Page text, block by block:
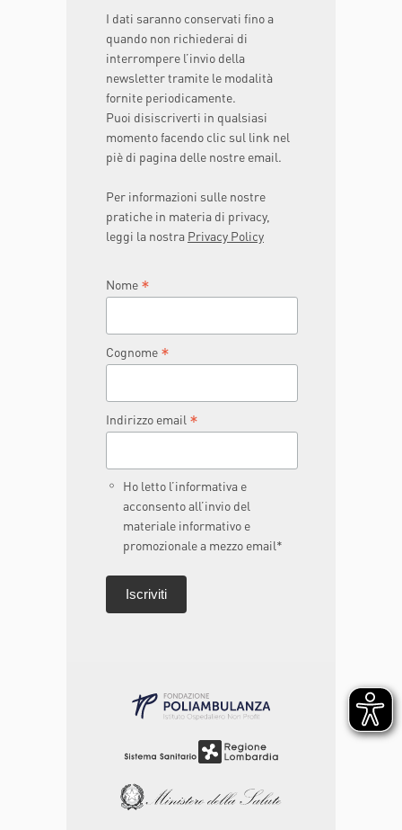
I dati saranno conservati fino a
quando non richiederai di
interrompere l’invio della
newsletter tramite le modalità
fornite periodicamente.
Puoi disiscriverti in qualsiasi
momento facendo clic sul link nel
piè di pagina delle nostre email.
Per informazioni sulle nostre
pratiche in materia di privacy,
leggi la nostra Privacy Policy
Nome *
Cognome *
Indirizzo email *
Ho letto l’informativa e
acconsento all’invio del
materiale informativo e
promozionale a mezzo email*